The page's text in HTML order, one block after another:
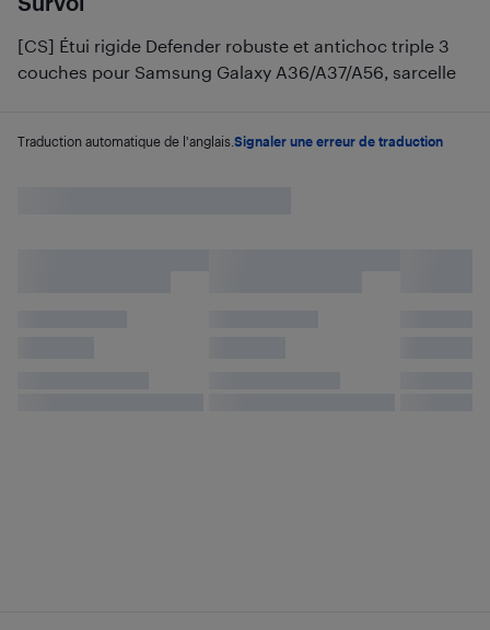
[CS] Étui rigide Defender robuste et antichoc triple 3
couches pour Samsung Galaxy A36/A37/A56, sarcelle
Traduction automatique de l'anglais. Signaler une erreur de traduction